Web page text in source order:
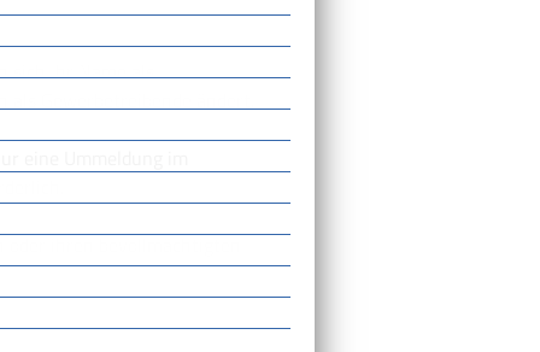
sich Ihr Name als
Gewerbetreibende ändert.
eine Ummeldung im
oder ihren bevollmächtigten